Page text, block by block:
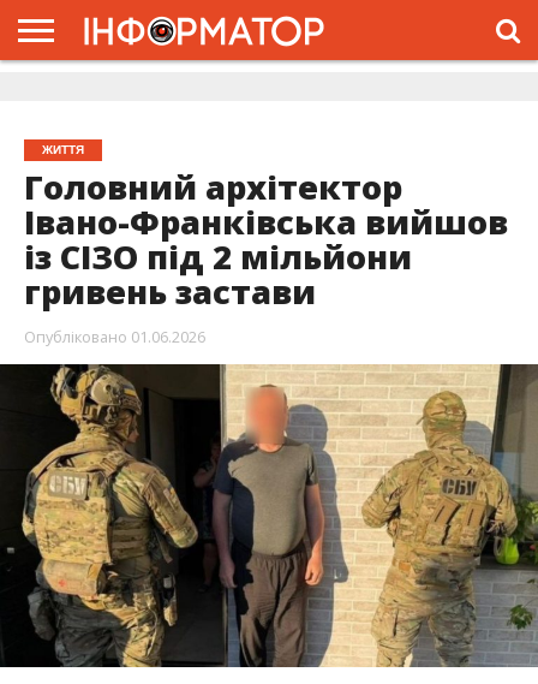
ЖИТТЯ
Головний архітектор
Івано-Франківська вийшов
із СІЗО під 2 мільйони
гривень застави
Опубліковано 01.06.2026